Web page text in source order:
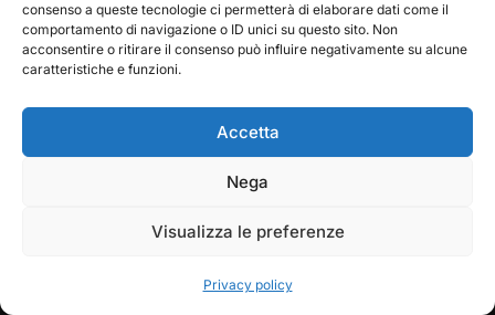
consenso a queste tecnologie ci permetterà di elaborare dati come il
comportamento di navigazione o ID unici su questo sito. Non
acconsentire o ritirare il consenso può influire negativamente su alcune
caratteristiche e funzioni.
Accetta
Nega
Visualizza le preferenze
Privacy policy
Copyright © 2026 — Frasassi Climbing Festival. All
Rights Reserved